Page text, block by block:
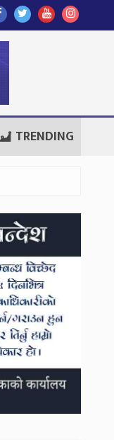
Find
Us
On
Facebook
Find
Us
Find
Us
Follow
Us
TRENDING